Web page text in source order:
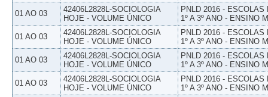
01 AO 03
42406L2828L-SOCIOLOGIA
HOJE - VOLUME ÚNICO
PNLD 2016 -
1º A 3º ANO - ENSINO
01 AO 03
42406L2828L-SOCIOLOGIA
HOJE - VOLUME ÚNICO
PNLD 2016 -
1º A 3º ANO - ENSINO
01 AO 03
42406L2828L-SOCIOLOGIA
HOJE - VOLUME ÚNICO
PNLD 2016 -
1º A 3º ANO - ENSINO
01 AO 03
42406L2828L-SOCIOLOGIA
HOJE - VOLUME ÚNICO
PNLD 2016 -
1º A 3º ANO - ENSINO